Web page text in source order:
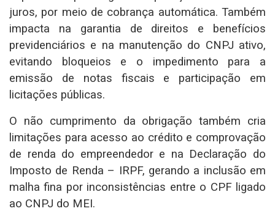
juros, por meio de cobrança automática. Também
impacta na garantia de direitos e benefícios
previdenciários e na manutenção do CNPJ ativo,
evitando bloqueios e o impedimento para a
emissão de notas fiscais e participação em
licitações públicas.
O não cumprimento da obrigação também cria
limitações para acesso ao crédito e comprovação
de renda do empreendedor e na Declaração do
Imposto de Renda – IRPF, gerando a inclusão em
malha fina por inconsistências entre o CPF ligado
ao CNPJ do MEI.